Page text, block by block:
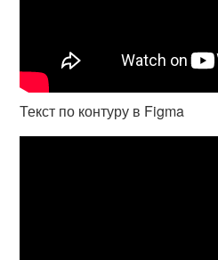
Текст по контуру в Figma